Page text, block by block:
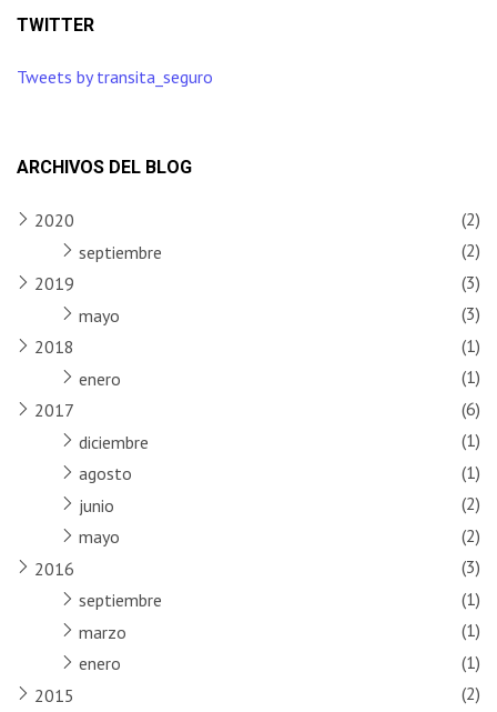
TWITTER
Tweets by transita_seguro
ARCHIVOS DEL BLOG
2020
(2)
septiembre
(2)
2019
(3)
mayo
(3)
2018
(1)
enero
(1)
2017
(6)
diciembre
(1)
agosto
(1)
junio
(2)
mayo
(2)
2016
(3)
septiembre
(1)
marzo
(1)
enero
(1)
2015
(2)